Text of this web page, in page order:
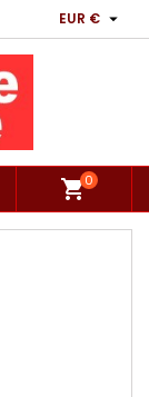
EUR € 
shopping_cart0